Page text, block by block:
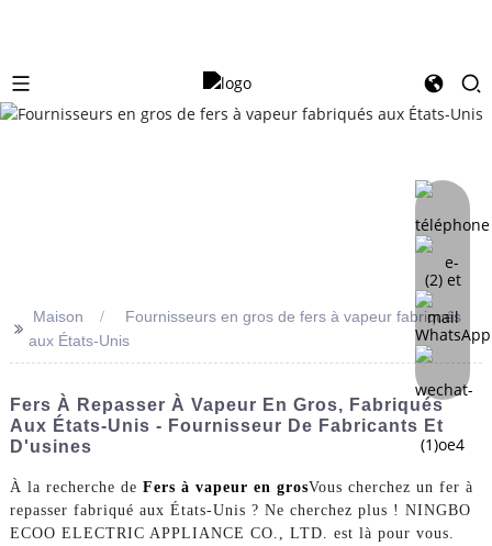
>> Maison
Fournisseurs en gros de fers à vapeur fabriqués
aux États-Unis
Fers À Repasser À Vapeur En Gros, Fabriqués
Aux États-Unis - Fournisseur De Fabricants Et
D'usines
À la recherche de Fers à vapeur en grosVous cherchez un fer à
repasser fabriqué aux États-Unis ? Ne cherchez plus ! NINGBO
ECOO ELECTRIC APPLIANCE CO., LTD. est là pour vous.